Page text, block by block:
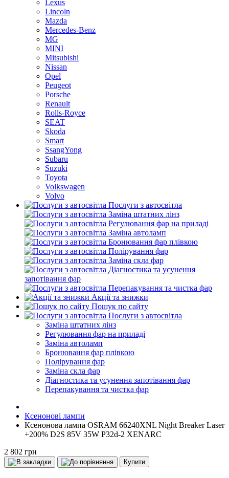
Lexus
Lincoln
Mazda
Mercedes-Benz
MG
MINI
Mitsubishi
Nissan
Opel
Peugeot
Porsche
Renault
Rolls-Royce
SEAT
Skoda
Smart
SsangYong
Subaru
Suzuki
Toyota
Volkswagen
Volvo
Послуги з автосвітла
Заміна штатних лінз
Регулювання фар на приладі
Заміна автоламп
Бронювання фар плівкою
Полірування фар
Заміна скла фар
Діагностика та усунення
запотівання фар
Перепакування та чистка фар
Акції та знижки
Пошук по сайту
Послуги з автосвітла
Заміна штатних лінз
Регулювання фар на приладі
Заміна автоламп
Бронювання фар плівкою
Полірування фар
Заміна скла фар
Діагностика та усунення запотівання фар
Перепакування та чистка фар
Ксенонові лампи
Ксенонова лампа OSRAM 66240XNL Night Breaker Laser
+200% D2S 85V 35W P32d-2 XENARC
2 802 грн
Купити